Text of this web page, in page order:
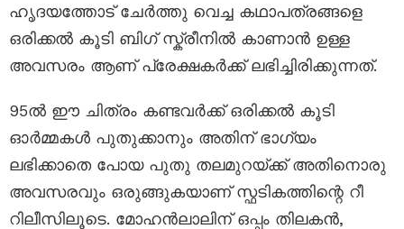
ഹൃദയത്തോട് ചേർത്തു വെച്ച കഥാപത്രങ്ങളെ
ഒരിക്കൽ കൂടി ബിഗ് സ്ക്രീനിൽ കാണാൻ ഉള്ള
അവസരം ആണ് പ്രേക്ഷകർക്ക് ലഭിച്ചിരിക്കുന്നത്.
95ൽ ഈ ചിത്രം കണ്ടവർക്ക് ഒരിക്കൽ കൂടി
ഓർമ്മകൾ പുതുക്കാനും അതിന് ഭാഗ്യം
ലഭിക്കാതെ പോയ പുതു തലമുറയ്ക്ക് അതിനൊരു
അവസരവും ഒരുങ്ങുകയാണ് സ്ഫടികത്തിന്റെ റീ
റിലീസിലൂടെ. മോഹൻലാലിന് ഒപ്പം തിലകൻ,